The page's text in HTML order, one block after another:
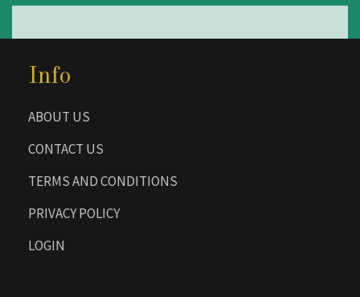
Info
ABOUT US
CONTACT US
TERMS AND CONDITIONS
PRIVACY POLICY
LOGIN